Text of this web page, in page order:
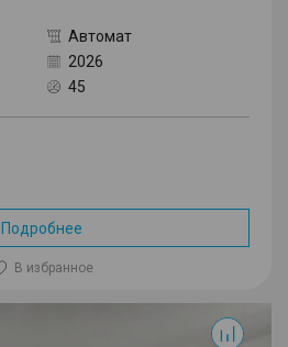
Автомат
2026
45
Подробнее
В избранное